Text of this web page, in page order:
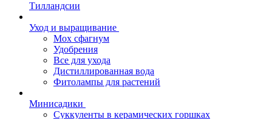
Тилландсии
Уход и выращивание
Мох сфагнум
Удобрения
Все для ухода
Дистиллированная вода
Фитолампы для растений
Минисадики
Суккуленты в керамических горшках